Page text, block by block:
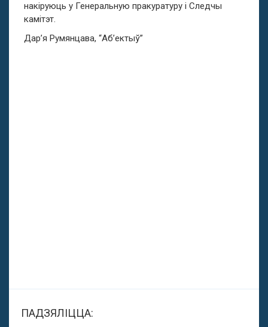
накіруюць у Генеральную пракуратуру і Следчы
камітэт.
Дар’я Румянцава, “Аб’ектыў”
ПАДЗЯЛІЦЦА: